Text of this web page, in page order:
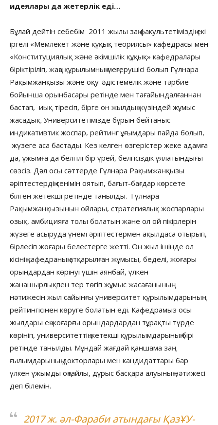
идеялары да жетерлік еді…
Бұлай дейтін себебім 2011 жылы заң факультетіміздің екі
іргелі «Мемлекет және құқық теориясы» кафедрасы мен
«Конституциялық және әкімшілік құқық» кафедралары
біріктіріліп, жаңа құрылымның меңгерушісі болып Гүлнара
Рақымжанқызы және оқу-әдістемелік және тәрбие
бойынша орынбасары ретінде мен тағайындалғаннан
бастап, иық тіресіп, бірге он жылдың жүзіндей жұмыс
жасадық. Университетімізде бұрын бейтаныс
индикативтик жоспар, рейтинг ұғымдары пайда болып,
жүзеге аса бастады. Кез келген өзгерістер жеке адамға
да, ұжымға да белгілі бір үрей, белгісіздік ұялатындығы
сөзсіз. Дәл осы сәттерде Гүлнара Рақымжанқызы
әріптестердің сенімін оятып, бағыт-бағдар көрсете
білген жетекші ретінде танылды. Гүлнара
Рақымжанқызынын ойлары, стратегиялық жоспарлары
озық, амбицияға толы болатын және ол ой пікірлерін
жүзеге асыруда үнемі әріптестермен ақылдаса отырып,
бірлесіп жоғары белестерге жетті. Он жыл ішінде ол
кісінің кафедраның атқарылған жұмысы, беделі, жоғары
орындардан көрінуі үшін аянбай, үлкен
жанашырлықпен тер төгіп жұмыс жасағанының
нәтижесін жыл сайынғы университет құрылымдарының
рейтингісінен көруге болатын еді. Кафедрамыз осы
жылдары ең жоғарғы орындардардан тұрақты түрде
көрініп, университеттің жетекші құрылымдарының бірі
ретінде танылды. Мұндай жағдай қаншама заң
ғылымдарының докторлары мен кандидаттары бар
үлкен ұжымды оңтайлы, дұрыс басқара алуының нәтижесі
деп білемін.
2017 ж. әл-Фараби атындағы ҚазҰУ-